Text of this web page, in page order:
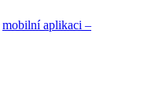
mobilní aplikaci –